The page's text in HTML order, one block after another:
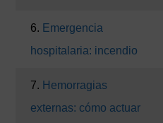
6. Emergencia
hospitalaria: incendio
7. Hemorragias
externas: cómo actuar